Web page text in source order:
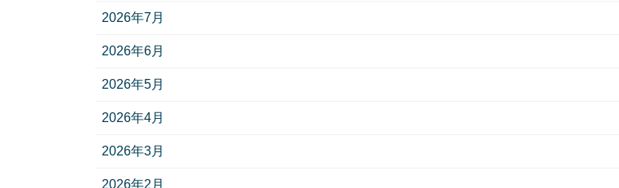
2026年7月
2026年6月
2026年5月
2026年4月
2026年3月
2026年2月